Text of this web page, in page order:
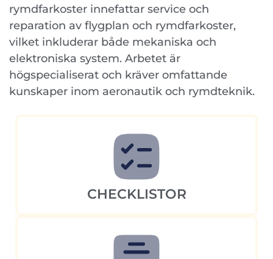
rymdfarkoster innefattar service och
reparation av flygplan och rymdfarkoster,
vilket inkluderar både mekaniska och
elektroniska system. Arbetet är
högspecialiserat och kräver omfattande
kunskaper inom aeronautik och rymdteknik.
CHECKLISTOR